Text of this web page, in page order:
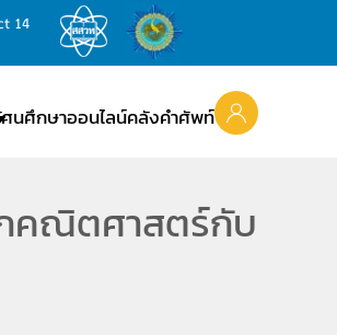
14
นศึกษาออนไลน์คลังคำศัพท์
คณิตศาสตร์กับ